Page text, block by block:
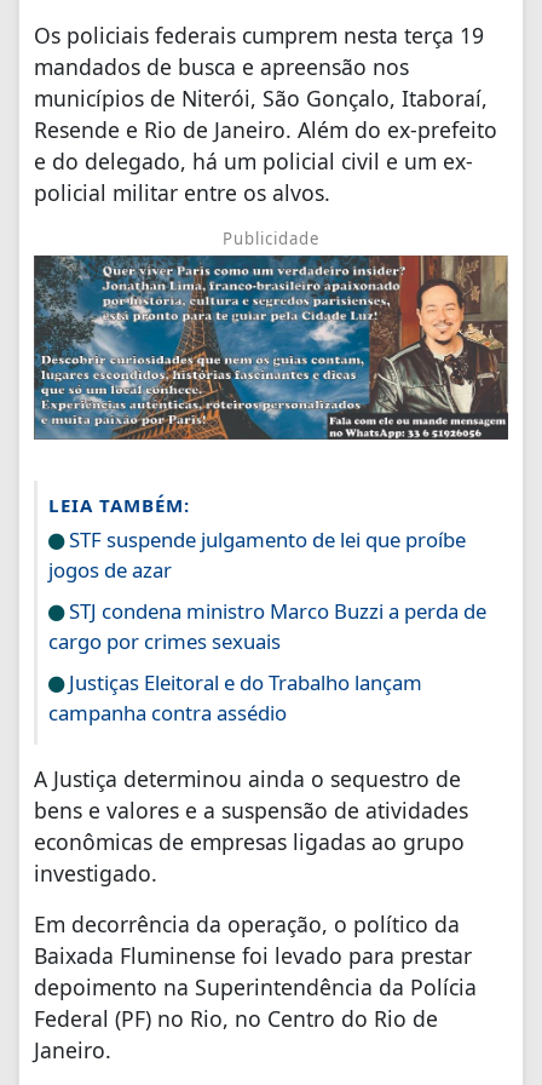
Os policiais federais cumprem nesta terça 19
mandados de busca e apreensão nos
municípios de Niterói, São Gonçalo, Itaboraí,
Resende e Rio de Janeiro. Além do ex-prefeito
e do delegado, há um policial civil e um ex-
policial militar entre os alvos.
Publicidade
LEIA TAMBÉM:
STF suspende julgamento de lei que proíbe
jogos de azar
STJ condena ministro Marco Buzzi a perda de
cargo por crimes sexuais
Justiças Eleitoral e do Trabalho lançam
campanha contra assédio
A Justiça determinou ainda o sequestro de
bens e valores e a suspensão de atividades
econômicas de empresas ligadas ao grupo
investigado.
Em decorrência da operação, o político da
Baixada Fluminense foi levado para prestar
depoimento na Superintendência da Polícia
Federal (PF) no Rio, no Centro do Rio de
Janeiro.